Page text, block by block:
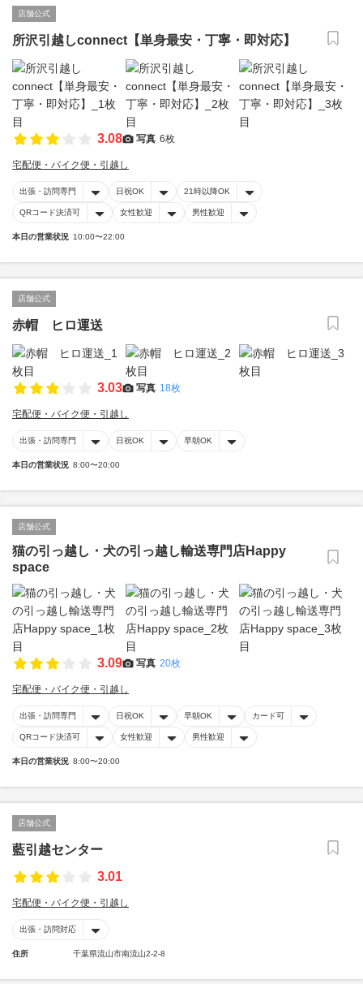
店舗公式
所沢引越しconnect【単身最安・丁寧・即対応】
3.08 写真 6枚
宅配便・バイク便・引越し
出張・訪問専門 日祝OK 21時以降OK
QRコード決済可 女性歓迎 男性歓迎
本日の営業状況 10:00〜22:00
店舗公式
赤帽 ヒロ運送
3.03 写真 18枚
宅配便・バイク便・引越し
出張・訪問専門 日祝OK 早朝OK
本日の営業状況 8:00〜20:00
店舗公式
猫の引っ越し・犬の引っ越し輸送専門店Happy
space
3.09 写真 20枚
宅配便・バイク便・引越し
出張・訪問専門 日祝OK 早朝OK カード可
QRコード決済可 女性歓迎 男性歓迎
本日の営業状況 8:00〜20:00
店舗公式
藍引越センター
3.01
宅配便・バイク便・引越し
出張・訪問対応
住所 千葉県流山市南流山2-2-8